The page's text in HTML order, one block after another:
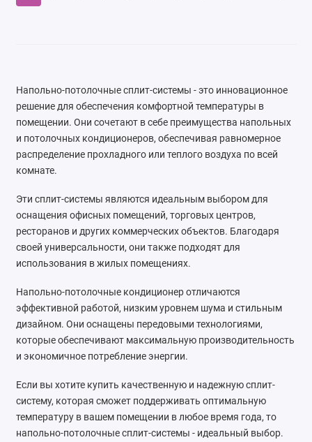
Напольно-потолочные сплит-системы - это инновационное
решение для обеспечения комфортной температуры в
помещении. Они сочетают в себе преимущества напольных
и потолочных кондиционеров, обеспечивая равномерное
распределение прохладного или теплого воздуха по всей
комнате.
Эти сплит-системы являются идеальным выбором для
оснащения офисных помещений, торговых центров,
ресторанов и других коммерческих объектов. Благодаря
своей универсальности, они также подходят для
использования в жилых помещениях.
Напольно-потолочные кондиционер отличаются
эффективной работой, низким уровнем шума и стильным
дизайном. Они оснащены передовыми технологиями,
которые обеспечивают максимальную производительность
и экономичное потребление энергии.
Если вы хотите купить качественную и надежную сплит-
систему, которая сможет поддерживать оптимальную
температуру в вашем помещении в любое время года, то
напольно-потолочные сплит-системы - идеальный выбор.